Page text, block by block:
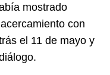
mostrado
con
el 11 de mayo y